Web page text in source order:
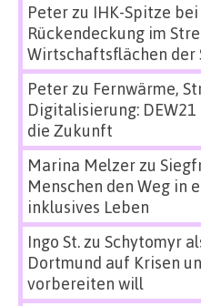
Peterzu IHK-Spitze
Rückendeckung im
Wirtschaftsflächen der
Peterzu Fernwärme,
Digitalisierung:
die Zukunft
Marina Melzerzu
Menschen den Weg in
inklusives Leben
Ingo St.zu Schytomyr
Dortmund auf Krisen
vorbereiten will